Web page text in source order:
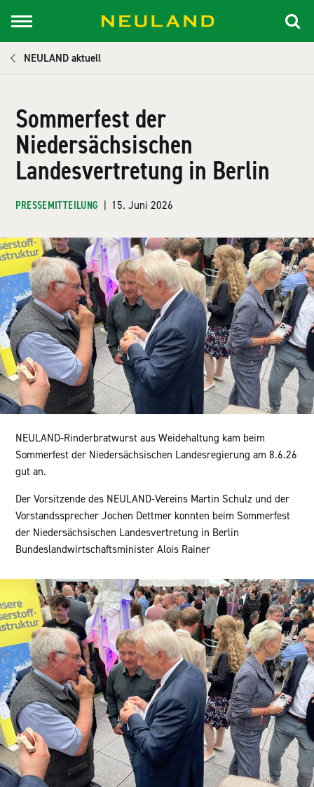
NEULAND aktuell
Sommerfest der
Niedersächsischen
Landesvertretung in Berlin
PRESSEMITTEILUNG | 15. Juni 2026
NEULAND-Rinderbratwurst aus Weidehaltung kam beim
Sommerfest der Niedersächsischen Landesregierung am 8.6.26
gut an.
Der Vorsitzende des NEULAND-Vereins Martin Schulz und der
Vorstandssprecher Jochen Dettmer konnten beim Sommerfest
der Niedersächsischen Landesvertretung in Berlin
Bundeslandwirtschaftsminister Alois Rainer